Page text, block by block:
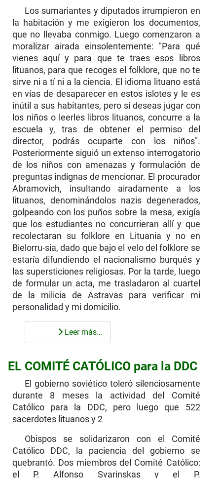
Los sumariantes y diputados irrumpieron en
la habitación y me exigieron los documentos,
que no llevaba conmigo. Luego comenzaron a
moralizar airada einsolentemente: "Para qué
vienes aquí y para que te traes esos libros
lituanos, para que recoges el folklore, que no te
sirve ni a tí ni a la ciencia. El idioma lituano está
en vías de desaparecer en estos islotes y le es
inútil a sus habitantes, pero si deseas jugar con
los niños o leerles libros lituanos, concurre a la
escuela y, tras de obtener el permiso del
director, podrás ocuparte con los niños".
Posterior­mente siguió un extenso interrogatorio
de los niños con amenazas y formulación de
preguntas indignas de mencionar. El procurador
Abramovich, insultando airadamente a los
lituanos, denominándolos nazis degenerados,
golpeando con los puños sobre la mesa, exigía
que los estudiantes no concurrieran allí y que
recolectaran su folklore en Lituania y no en
Bielorru-sia, dado que bajo el velo del folklore se
estaría difundiendo el nacionalismo burqués y
las superstici­ones religiosas. Por la tarde, luego
de formular un acta, me trasladaron al cuartel
de la milicia de Astravas para verificar mi
personalidad y mi domi­cilio.
Leer más…
EL COMITÉ CATÓLICO para la DDC
El gobierno soviético toleró silenciosamente
du­rante 8 meses la actividad del Comité
Católico para la DDC, pero luego que 522
sacerdotes lituanos y 2
Obispos se solidarizaron con el Comité
Católico DDC, la paciencia del gobierno se
quebrantó. Dos miembros del Comité Católico:
el P. Alfonso Svarinskas y el P.